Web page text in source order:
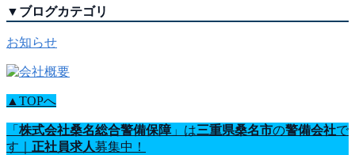
▼ ブログカテゴリ
お知らせ
▲TOPへ
「 株式会社桑名総合警備保障」は三重県桑名市の警備会社で
す｜ 正社員求人募集中！